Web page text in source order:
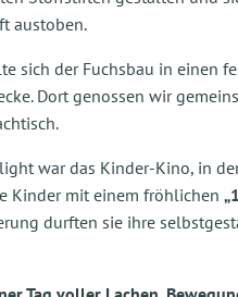
austoben.
sich der Fuchsbau in einen
Dort genossen wir
war das Kinder-Kino, in
Kinder mit einem fröhlichen
durften sie ihre